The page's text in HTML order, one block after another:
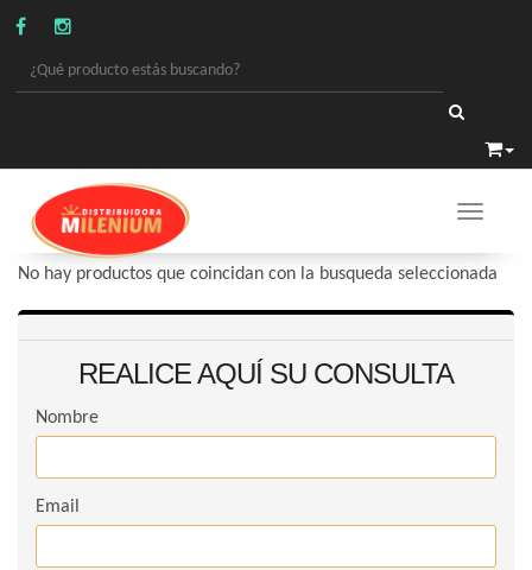
Toggle
PERFUMERIA
ANTITRANSPIRANTE ROLLON MUJER
No hay productos que coincidan con la busqueda seleccionada
REALICE AQUÍ SU CONSULTA
Nombre
Email